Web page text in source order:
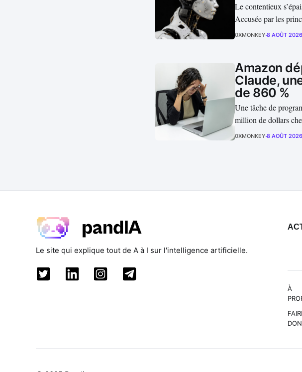
Le contentieux
Accusée par les
pour entraîner ses
0XMONKEY 8 AOÛT 2026
Amazon
Claude,
de 860 %
Une tâche de
million de dollars
comment un agent
0XMONKEY 8 AOÛT 2026
Le site qui explique tout de A à I sur l'intelligence artificielle.
À
DON